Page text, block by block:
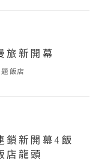
旅新開幕
飯店
鎖新開幕4飯
店龍頭